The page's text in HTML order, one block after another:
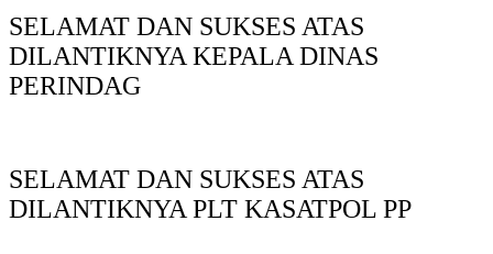
SELAMAT DAN SUKSES ATAS
DILANTIKNYA KEPALA DINAS
PERINDAG
SELAMAT DAN SUKSES ATAS
DILANTIKNYA PLT KASATPOL PP